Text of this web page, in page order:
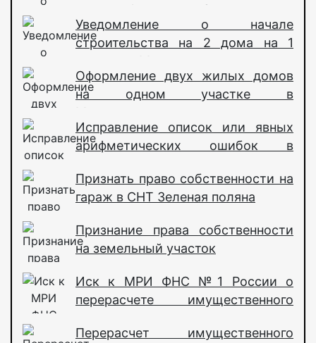
дома на 1 участке в Сосенском
Уведомление о начале
строительства на 2 дома на 1
Оформление двух жилых домов
на одном участке в
Исправление описок или явных
арифметических ошибок в
Признать право собственности на
гараж в СНТ Зеленая поляна
Признание права собственности
на земельный участок
Иск к МРИ ФНС №1 России о
перерасчете имущественного
Перерасчет имущественного